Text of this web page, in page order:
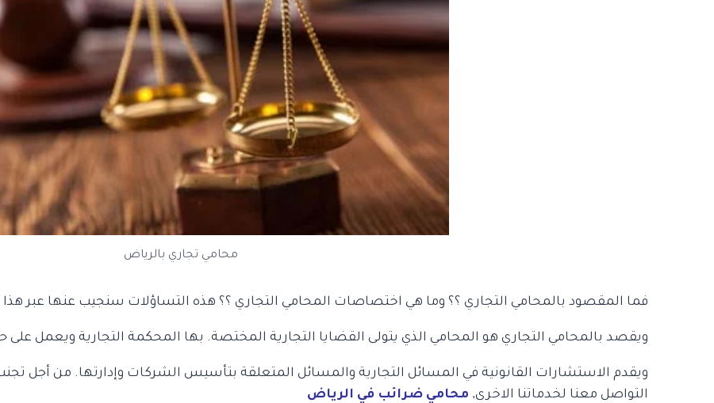
محامي تجاري بالرياض
فما المقصود بالمحامي التجاري ؟؟ وما هي اختصاصات المحامي التجاري ؟؟ هذه التساؤلات سنجيب عنها عبر هذا
ويقصد بالمحامي التجاري هو المحامي الذي يتولى القضايا التجارية المختصة. بها المحكمة التجارية ويعمل على
ويقدم الاستشارات القانونية في المسائل التجارية والمسائل المتعلقة بتأسيس الشركات وإدارتها. من أجل
التواصل معنا لخدماتنا الاخرى, محامي ضرائب في الرياض